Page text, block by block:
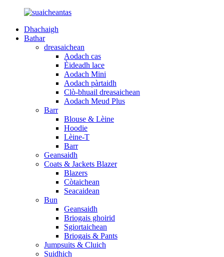
Dhachaigh
Bathar
dreasaichean
Aodach cas
Èideadh lace
Aodach Mini
Aodach pàrtaidh
Clò-bhuail dreasaichean
Aodach Meud Plus
Barr
Blouse & Lèine
Hoodie
Lèine-T
Barr
Geansaidh
Coats & Jackets Blazer
Blazers
Còtaichean
Seacaidean
Bun
Geansaidh
Briogais ghoirid
Sgiortaichean
Briogais & Pants
Jumpsuits & Cluich
Suidhich